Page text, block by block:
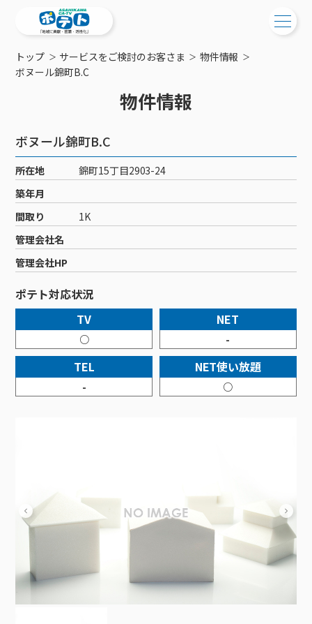
ご検討中の方
工事・配線について
新居をご検討中の方へ
ポテトを導入している集合住宅
物件情報
特典・キャンペーン
おトクな割引サービス
ご加入中の方
ご加入中のサービス確認・変更
WEBメール
サポートサービス
サポートサービストップ
リモートコール
回線速度測定
接続・設定⽅法
訪問サポート＆サポートパックサービス料⾦表
新着情報
メンテナンス・障害情報
ポテトからのプレゼント
イベントカレンダー
講座のご案内
サービス案内
サービス案内
ケーブルテレビ
ケーブルテレビトップ
チャンネル紹介
料⾦プラン
NHK衛星受信料団体⼀括⽀払
機器⼀覧
インターネット
インターネットトップ
料⾦プラン
Wi-Fiサービス
ポテトホーム防犯カメラ
オプションサービス
インターネットギガシェアプラン
固定電話
固定電話トップ
基本料⾦・通話料⾦
オプションサービス
auスマートバリュー
auまとめトーク
ポテトスマートフォントップ
料⾦プラン
機種⼀覧
オプションサービス
でんき
でんきトップ
ポラリンでんき×ポテト
ポテトでんき
暮らしを快適にするサービス
暮らしを快適にするサービストップ
ポテトライフメール
コミチャン
お困りの方はこちら
会社案内
メンテナンス
障害情報
トップ サービスをご検討のお客さま
物件情報
ボヌール錦町B.C
物件情報
ボヌール錦町B.C
所在地
錦町15丁目2903-24
築年月
間取り
1K
管理会社名
管理会社HP
ポテト対応状況
TV
○
NET
-
TEL
-
NET使い放題
○